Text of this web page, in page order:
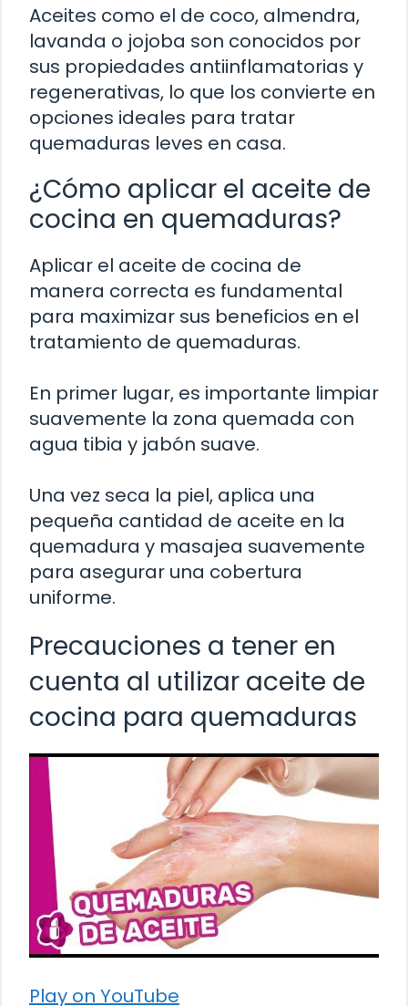
Aceites como el de coco, almendra,
lavanda o jojoba son conocidos por
sus propiedades antiinflamatorias y
regenerativas, lo que los convierte en
opciones ideales para tratar
quemaduras leves en casa.
¿Cómo aplicar el aceite de
cocina en quemaduras?
Aplicar el aceite de cocina de
manera correcta es fundamental
para maximizar sus beneficios en el
tratamiento de quemaduras.
En primer lugar, es importante limpiar
suavemente la zona quemada con
agua tibia y jabón suave.
Una vez seca la piel, aplica una
pequeña cantidad de aceite en la
quemadura y masajea suavemente
para asegurar una cobertura
uniforme.
Precauciones a tener en
cuenta al utilizar aceite de
cocina para quemaduras
Play on YouTube